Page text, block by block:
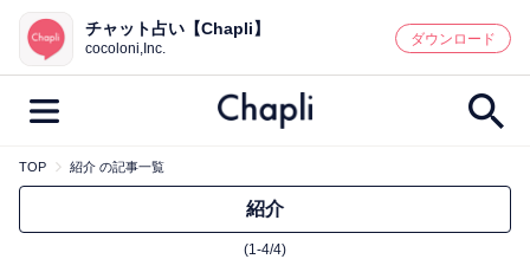
鑑定記事・占い師検索
最新記事一覧
チャット占い【Chapli】
cocoloni,Inc.
ダウンロード
TOP 紹介 の記事一覧
紹介
(1-4/4)